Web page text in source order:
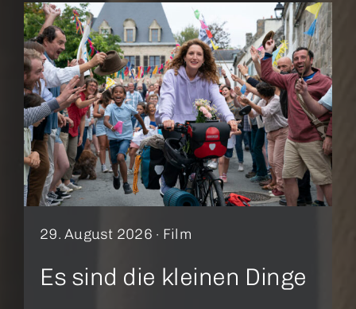
29. August 2026 · Film
Es sind die kleinen Dinge